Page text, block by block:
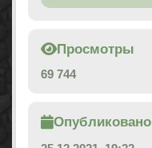
Просмотры
69 744
Опубликовано